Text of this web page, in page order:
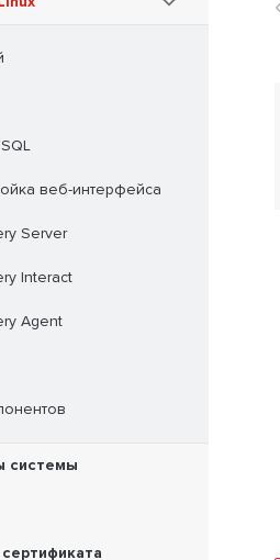
веб-интерфейса
Server
Interact
Agent
системы